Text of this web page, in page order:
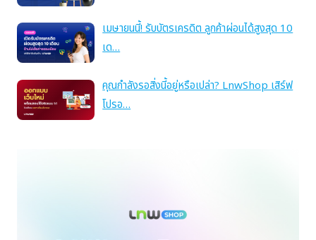
เมษายนนี้! รับบัตรเครดิต ลูกค้าผ่อนได้สูงสุด 10
เด…
คุณกำลังรอสิ่งนี้อยู่หรือเปล่า? LnwShop เสิร์ฟ
โปรอ…